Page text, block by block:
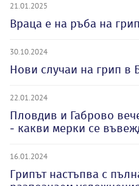
21.01.2025
Враца е на ръба на
30.10.2024
Нови случаи на грип в
22.01.2024
Пловдив и Габрово
- какви мерки се
16.01.2024
Грипът настъпва с